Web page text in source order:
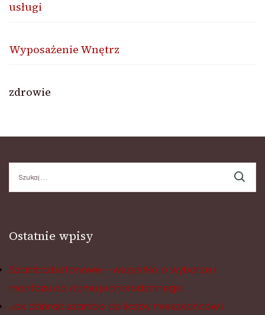
usługi
Wyposażenie Wnętrz
zdrowie
Ostatnie wpisy
Szamba betonowe – wszystko o wyborze i
montażu do domu jednorodzinnego
Jak dobrać szambo do liczby mieszkańców i